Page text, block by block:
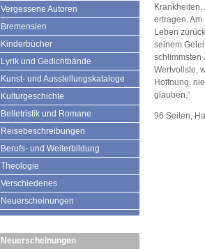
Vergessene Autoren
Bremensien
Kinderbücher
Lyrik und Gedichtbände
Kunst- und Ausstellungskataloge
Kulturgeschichte
Belletristik und Romane
Reisebeschreibungen
Berufs- und Weiterbildung
Theologie
Verschiedenes
Neuerscheinungen
Neuerscheinungen
ertragen.
Leben
seinem
schlimmsten
Wertvollste,
Hoffnung,
glauben.“
96 Seiten,